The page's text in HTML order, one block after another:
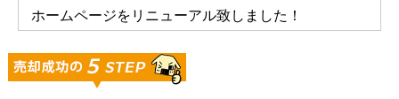
ホームページをリニューアル致しました！